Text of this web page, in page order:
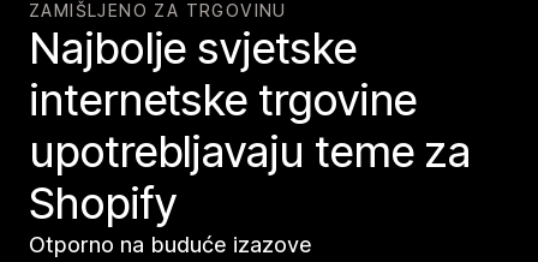
ZAMIŠLJENO ZA TRGOVINU
Najbolje svjetske
internetske trgovine
upotrebljavaju teme za
Shopify
Otporno na buduće izazove